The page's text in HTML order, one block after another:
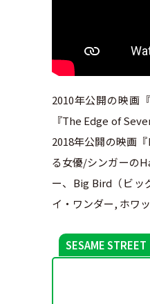
2010年公開の映画
『The Edge of
2018年公開の映画
る女優/シンガーの
ー、Big Bird（ビッ
イ・ワンダー, ホワ
SESAME